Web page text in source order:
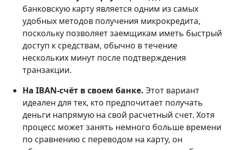
банковскую карту является одним из самых
удобных методов получения микрокредита,
поскольку позволяет заемщикам иметь быстрый
доступ к средствам, обычно в течение
нескольких минут после подтверждения
транзакции.
На IBAN-счёт в своем банке. Этот вариант
идеален для тех, кто предпочитает получать
деньги напрямую на свой расчетный счет. Хотя
процесс может занять немного больше времени
по сравнению с переводом на карту, он